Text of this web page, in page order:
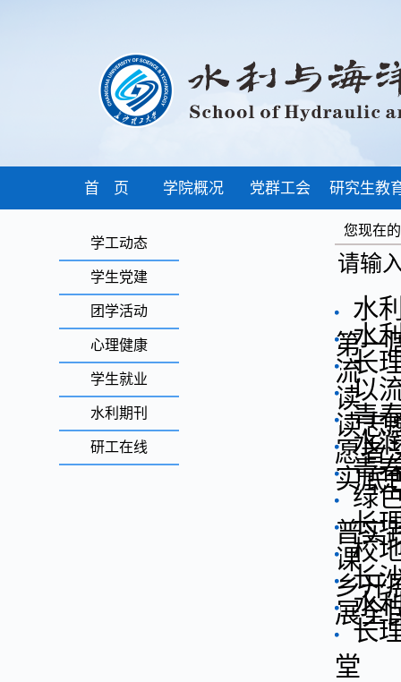
首 页 学院概况 党群工会 研究生教
学工动态
学生党建
团学活动
心理健康
学生就业
水利期刊
研工在线
您现在
请输
水
第一
水
流长
读以
读志
青
愿者
水
实底
青
绿
普实
长
课校
乡开
长
展全
水
长
堂